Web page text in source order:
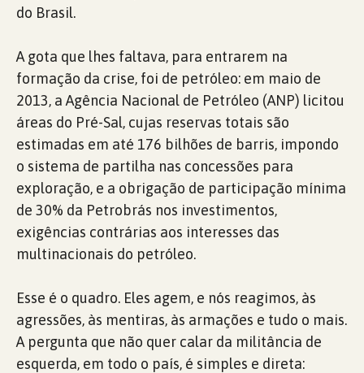
do Brasil.
A gota que lhes faltava, para entrarem na
formação da crise, foi de petróleo: em maio de
2013, a Agência Nacional de Petróleo (ANP) licitou
áreas do Pré-Sal, cujas reservas totais são
estimadas em até 176 bilhões de barris, impondo
o sistema de partilha nas concessões para
exploração, e a obrigação de participação mínima
de 30% da Petrobrás nos investimentos,
exigências contrárias aos interesses das
multinacionais do petróleo.
Esse é o quadro. Eles agem, e nós reagimos, às
agressões, às mentiras, às armações e tudo o mais.
A pergunta que não quer calar da militância de
esquerda, em todo o país, é simples e direta: